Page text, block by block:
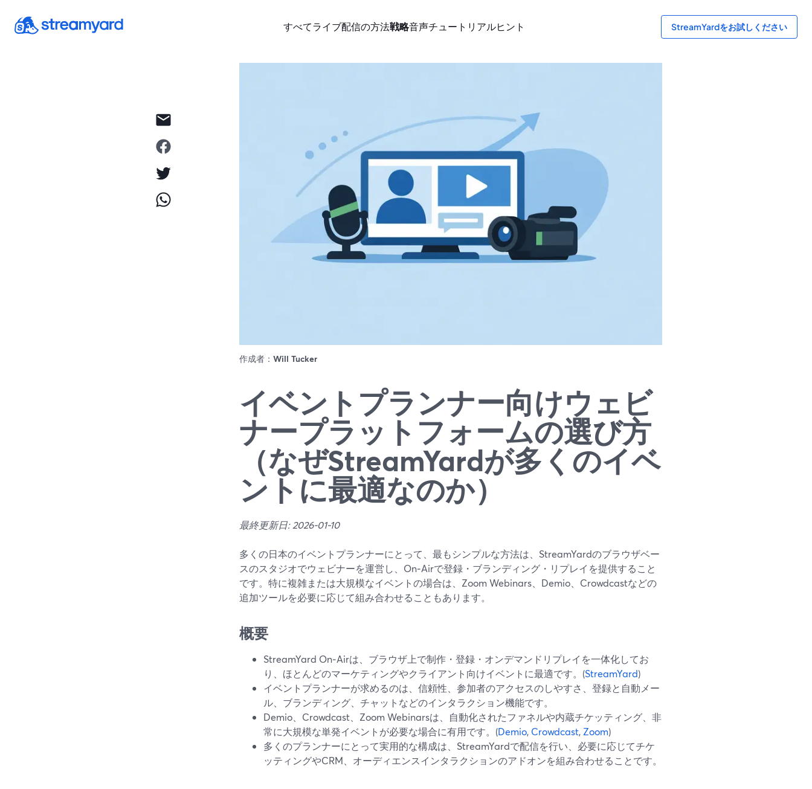
すべてライブ配信の方法戦略音声チュートリアルヒント StreamYardをお試しください
作成者： Will Tucker
イベントプランナー向けウェビ
ナープラットフォームの選び方
（なぜStreamYardが多くのイベ
ントに最適なのか）
最終更新日: 2026-01-10
多くの日本のイベントプランナーにとって、最もシンプルな方法は、StreamYardのブラウザベー
スのスタジオでウェビナーを運営し、On‑Airで登録・ブランディング・リプレイを提供すること
です。特に複雑または大規模なイベントの場合は、Zoom Webinars、Demio、Crowdcastなどの
追加ツールを必要に応じて組み合わせることもあります。
概要
StreamYard On‑Airは、ブラウザ上で制作・登録・オンデマンドリプレイを一体化してお
り、ほとんどのマーケティングやクライアント向けイベントに最適です。(StreamYard)
イベントプランナーが求めるのは、信頼性、参加者のアクセスのしやすさ、登録と自動メー
ル、ブランディング、チャットなどのインタラクション機能です。
Demio、Crowdcast、Zoom Webinarsは、自動化されたファネルや内蔵チケッティング、非
常に大規模な単発イベントが必要な場合に有用です。(Demio, Crowdcast, Zoom)
多くのプランナーにとって実用的な構成は、StreamYardで配信を行い、必要に応じてチケ
ッティングやCRM、オーディエンスインタラクションのアドオンを組み合わせることです。